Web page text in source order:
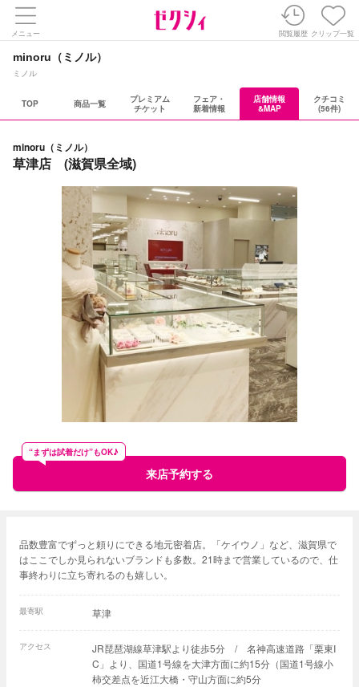
メニュー 閲覧履歴 クリップ一覧
minoru（ミノル）
ミノル
TOP 商品一覧
プレミアム
チケット
フェア・
新着情報
店舗情報
&MAP
クチコミ
(56件)
minoru（ミノル）
草津店 (滋賀県全域)
来店予約する
“まずは試着だけ”もOK♪
品数豊富でずっと頼りにできる地元密着店。「ケイウノ」など、滋賀県で
はここでしか見られないブランドも多数。21時まで営業しているので、仕
事終わりに立ち寄れるのも嬉しい。
最寄駅 草津
アクセス
JR琵琶湖線草津駅より徒歩5分 / 名神高速道路「栗東I
C」より、国道1号線を大津方面に約15分（国道1号線小
柿交差点を近江大橋・守山方面に約5分